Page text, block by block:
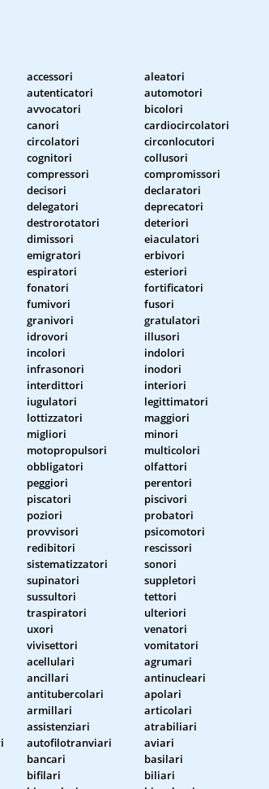
accessori
aleatori
autenticatori
automotori
avvocatori
bicolori
canori
cardiocircolatori
circolatori
circonlocutori
cognitori
collusori
compressori
compromissori
decisori
declaratori
delegatori
deprecatori
destrorotatori
deteriori
dimissori
eiaculatori
emigratori
erbivori
espiratori
esteriori
fonatori
fortificatori
fumivori
fusori
granivori
gratulatori
idrovori
illusori
incolori
indolori
infrasonori
inodori
interdittori
interiori
iugulatori
legittimatori
lottizzatori
maggiori
migliori
minori
motopropulsori
multicolori
obbligatori
olfattori
peggiori
perentori
piscatori
piscivori
poziori
probatori
provvisori
psicomotori
redibitori
rescissori
sistematizzatori
sonori
supinatori
suppletori
sussultori
tettori
traspiratori
ulteriori
uxori
venatori
vivisettori
vomitatori
acellulari
agrumari
ancillari
antinucleari
antitubercolari
apolari
armillari
articolari
assistenziari
atrabiliari
autofilotranviari
aviari
bancari
basilari
bifilari
biliari